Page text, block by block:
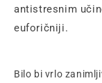
antistresnim
euforičniji.
Bilo bi vrlo